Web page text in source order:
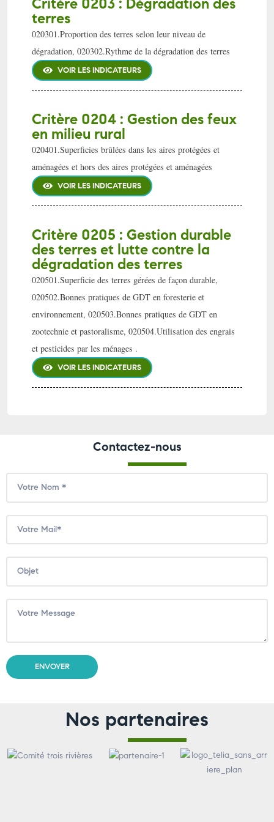
Critère 0203 : Dégradation des
terres
020301.Proportion des terres selon leur niveau de
dégradation, 020302.Rythme de la dégradation des terres
VOIR LES INDICATEURS
Critère 0204 : Gestion des feux
en milieu rural
020401.Superficies brûlées dans les aires protégées et
aménagées et hors des aires protégées et aménagées
VOIR LES INDICATEURS
Critère 0205 : Gestion durable
des terres et lutte contre la
dégradation des terres
020501.Superficie des terres gérées de façon durable,
020502.Bonnes pratiques de GDT en foresterie et
environnement, 020503.Bonnes pratiques de GDT en
zootechnie et pastoralisme, 020504.Utilisation des engrais
et pesticides par les ménages .
VOIR LES INDICATEURS
Contactez-nous
Nos partenaires